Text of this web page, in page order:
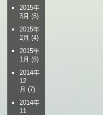
2015年
3月 (6)
2015年
2月 (4)
2015年
1月 (6)
2014年
12
月 (7)
2014年
11